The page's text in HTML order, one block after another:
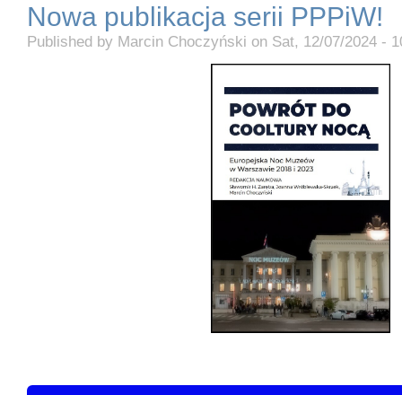
Nowa publikacja serii PPPiW!
Published by Marcin Choczyński on Sat, 12/07/2024 -